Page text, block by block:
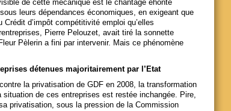
de cette mécanique est le chantage éhonté
leurs dépendances économiques, en exigeant que
d’impôt compétitivité emploi qu’elles
Pierre Pelouzet, avait tiré la sonnette
Pèlerin a fini par intervenir. Mais ce phénomène
détenues majoritairement par l’Etat
la privatisation de GDF en 2008, la transformation
de ces entreprises est restée inchangée. Pire,
privatisation, sous la pression de la Commission